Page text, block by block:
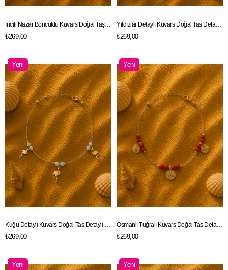
İncili Nazar Boncuklu Kuvars Doğal Taş Detaylı Gold Renk Zincir Halhal
₺269,00 ₺269,00
Kuğu Detaylı Kuvars Doğal Taş Detaylı Gold Renk Zincir Halhal
₺269,00
Yeni
Ürün
Osmanlı Tuğralı Kuvars Doğal Taş Detaylı Gold Renk Zincir Halhal
₺269,00
Yeni
Ürün
Yeni
Yeni